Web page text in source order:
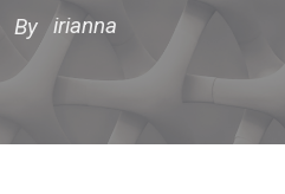
By irianna